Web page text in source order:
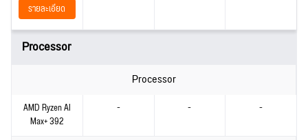
รายละเอียด
Processor
Processor
AMD Ryzen AI
Max+ 392
- - -